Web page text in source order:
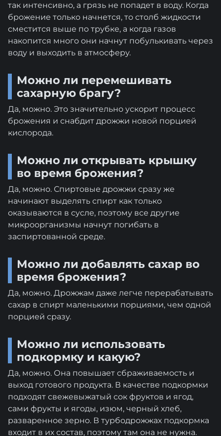
так интенсивно, а грязь не попадет в воду. Когда
брожение только начнется, то столб жидкости
сместится выше по трубке, а когда газов
накопится много они начнут побулькивать через
воду и выходить в атмосферу.
Можно ли перемешивать
сахарную брагу?
Да, можно. Это значительно ускорит процесс
брожения и снабдит дрожжи новой порцией
кислорода.
Можно ли открывать крышку
во время брожения?
Да, можно. Спиртовые дрожжи сразу же
начинают выделять спирт как только
оказываются в сусле, поэтому все другие
микроорганизмы начнут погибать в
заспиртованной среде.
Можно ли добавлять сахар во
время брожения?
Да, можно. Дрожжам даже легче перерабатывать
сахар в спирт маленькими порциями, чем одной
порцией сразу.
Можно ли использовать
подкормку и какую?
Да, можно. Она повышает сбраживаемость и
выход готового продукта. В качестве подкормки
подходят свежевыжатый сок фруктов и ягод,
сами фрукты и ягоды, изюм, черный хлеб,
разваренное зерно. В турбодрожжах подкормка
входит в их состав, поэтому там она не нужна.